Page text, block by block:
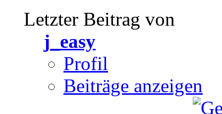
Letzter Beitrag von
j_easy
Profil
Beiträge anzeigen